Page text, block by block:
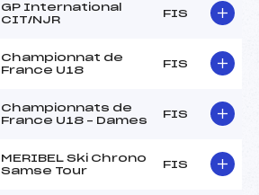
GP International
CIT/NJR
FIS
Championnat de
France U18
FIS
Championnats de
France U18 – Dames
FIS
MERIBEL Ski Chrono
Samse Tour
FIS